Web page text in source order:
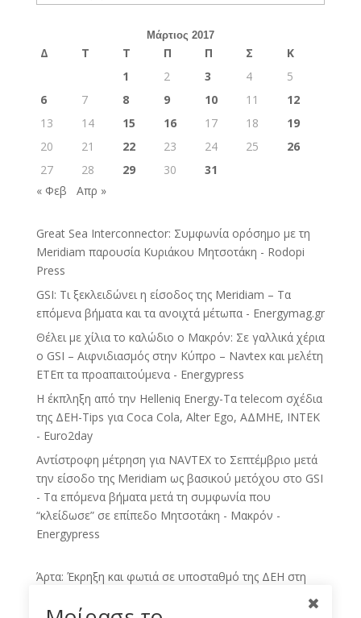
Μάρτιος 2017
Δ Τ Τ Π Π Σ
Κ
1
2 3 4
5
6
7 8 9 10 11
12
13
14 15 16 17 18
19
20
21 22 23 24 25
26
27
28 29 30
31
« Φεβ
Απρ »
Great Sea Interconnector: Συμφωνία ορόσημο με τη
Meridiam παρουσία Κυριάκου Μητσοτάκη - Rodopi
Press
GSI: Τι ξεκλειδώνει η είσοδος της Meridiam – Τα
επόμενα βήματα και τα ανοιχτά μέτωπα - Energymag.gr
Θέλει με χίλια το καλώδιο ο Μακρόν: Σε γαλλικά χέρια
ο GSI – Αιφνιδιασμός στην Κύπρο – Navtex και μελέτη
ΕΤΕπ τα προαπαιτούμενα - Energypress
H έκπληξη από την Helleniq Energy-Τα telecom σχέδια
της ΔΕΗ-Tips για Coca Cola, Alter Ego, ΑΔΜΗΕ, ΙΝΤΕΚ
- Euro2day
Αντίστροφη μέτρηση για NAVTEX το Σεπτέμβριο μετά
την είσοδο της Meridiam ως βασικού μετόχου στο GSI
- Τα επόμενα βήματα μετά τη συμφωνία που
“κλείδωσε” σε επίπεδο Μητσοτάκη - Μακρόν -
Energypress
Άρτα: Έκρηξη και φωτιά σε υποσταθμό της ΔΕΗ στη
Εφημερίδα των Συντακτών